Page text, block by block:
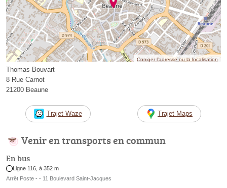
Corriger l’adresse ou la localisation
Thomas Bouvart
8 Rue Carnot
21200 Beaune
Trajet Waze Trajet Maps
Venir en transports en commun
En bus
Ligne 116, à 352 m
Arrêt Poste - - 11 Boulevard Saint-Jacques